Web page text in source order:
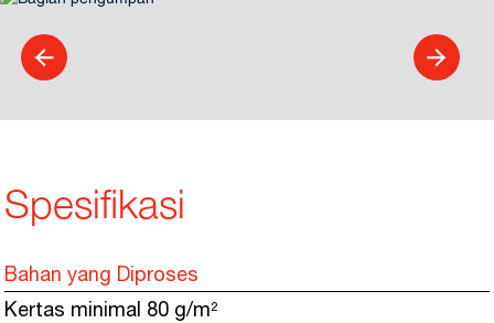
Spesifikasi
Bahan yang Diproses
Kertas minimal 80 g/m²